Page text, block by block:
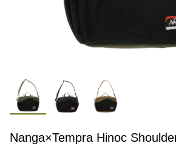
Nanga×Tempra Hinoc